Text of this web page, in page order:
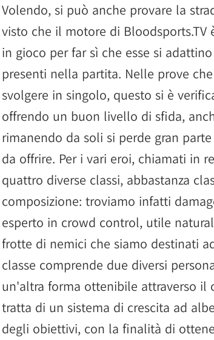
Volendo, si può anche provare la
visto che il motore di Bloodsports.TV
in gioco per far sì che esse si
presenti nella partita. Nelle prove
svolgere in singolo, questo si è
offrendo un buon livello di sfida,
rimanendo da soli si perde gran
da offrire. Per i vari eroi, chiamati in
quattro diverse classi, abbastanza
composizione: troviamo infatti
esperto in crowd control, utile
frotte di nemici che siamo destinati
classe comprende due diversi
un'altra forma ottenibile attraverso il
tratta di un sistema di crescita ad
degli obiettivi, con la finalità di